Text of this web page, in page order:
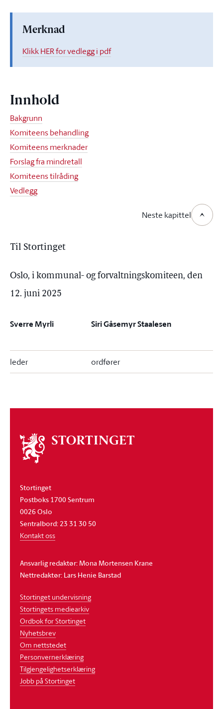
Merknad
Klikk HER for vedlegg i pdf
Innhold
Bakgrunn
Komiteens behandling
Komiteens merknader
Forslag fra mindretall
Komiteens tilråding
Vedlegg
Neste kapittel
Til Stortinget
Oslo, i kommunal- og forvaltningskomiteen, den
12. juni 2025
Sverre Myrli Siri Gåsemyr Staalesen
leder ordfører
Om
stortinget
Stortinget
Postboks 1700 Sentrum
0026 Oslo
Sentralbord: 23 31 30 50
Kontakt oss
Ansvarlig redaktør: Mona Mortensen Krane
Nettredaktør: Lars Henie Barstad
Stortinget undervisning
Stortingets mediearkiv
Ordbok for Stortinget
Nyhetsbrev
Om nettstedet
Personvernerklæring
Tilgjengelighetserklæring
Jobb på Stortinget